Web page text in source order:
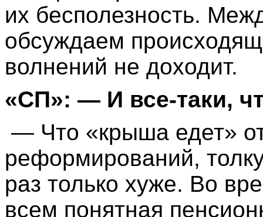
их бесполезность.
обсуждаем
волнений не доходит.
«СП»: — И все-таки,
— Что «крыша едет»
реформирований,
раз только хуже. Во
всем понятная